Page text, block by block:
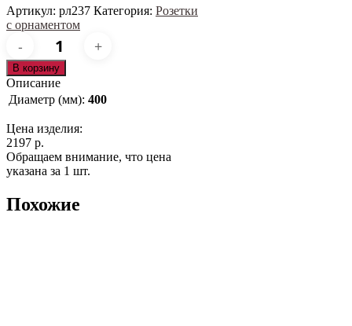
Артикул: рл237 Категория: Розетки
с орнаментом
Количество
товара
рл237
В корзину
Описание
Диаметр (мм): 400
Цена изделия:
2197 р.
Обращаем внимание, что цена
указана за 1 шт.
Похожие